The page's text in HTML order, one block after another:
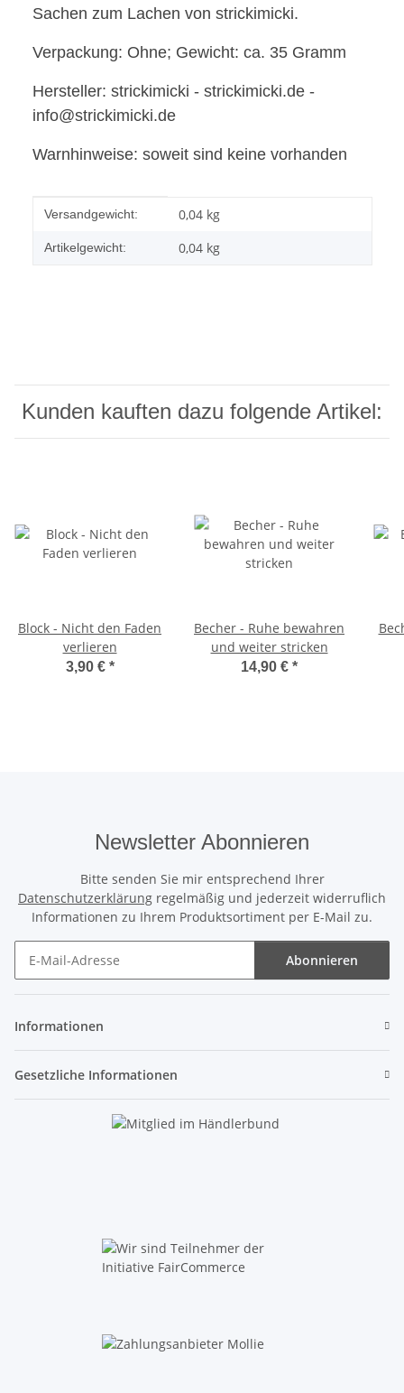
Sachen zum Lachen von strickimicki.
Verpackung: Ohne; Gewicht: ca. 35 Gramm
Hersteller: strickimicki - strickimicki.de -
info@strickimicki.de
Warnhinweise: soweit sind keine vorhanden
Produkteigenschaft
Wert
Versandgewicht: 0,04 kg
Artikelgewicht: 0,04 kg
Kunden kauften dazu folgende Artikel:
Block - Nicht den Faden
verlieren
3,90 € *
Becher - Ruhe bewahren
und weiter stricken
14,90 € *
Newsletter Abonnieren
Bitte senden Sie mir entsprechend Ihrer
Datenschutzerklärung regelmäßig und jederzeit widerruflich
Informationen zu Ihrem Produktsortiment per E-Mail zu.
Abonnieren
Informationen
Gesetzliche Informationen